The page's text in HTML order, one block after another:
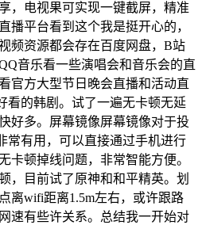
，电视果可实现一键截屏，精准
播平台看到这个我是挺开心的，
频资源都会存在百度网盘，B站
音乐看一些演唱会和音乐会的直
官方大型节日晚会直播和活动直
看的韩剧。试了一遍无卡顿无延
好多。屏幕镜像屏幕镜像对于投
常有用，可以直接通过手机进行
卡顿掉线问题，非常智能方便。
，目前试了原神和和平精英。划
离wifi距离1.5m左右，或许跟路
速有些许关系。总结我一开始对